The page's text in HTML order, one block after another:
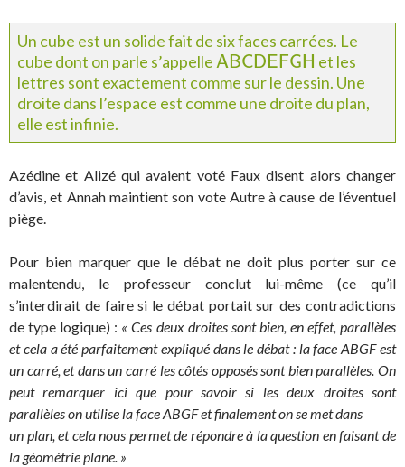
Un cube est un solide fait de six faces carrées. Le
cube dont on parle s’appelleABCDEFGH
ABCDEF GH
et les
lettres sont exactement comme sur le dessin. Une
droite dans l’espace est comme une droite du plan,
elle est infinie.
Azédine et Alizé qui avaient voté Faux disent alors changer
d’avis, et Annah maintient son vote Autre à cause de l’éventuel
piège.
Pour bien marquer que le débat ne doit plus porter sur ce
malentendu, le professeur conclut lui-même (ce qu’il
s’interdirait de faire si le débat portait sur des contradictions
de type logique) : « Ces deux droites sont bien, en effet, parallèles
et cela a été parfaitement expliqué dans le débat : la face ABGF est
un carré, et dans un carré les côtés opposés sont bien parallèles. On
peut remarquer ici que pour savoir si les deux droites sont
parallèles on utilise la face ABGF et finalement on se met dans
un plan, et cela nous permet de répondre à la question en faisant de
la géométrie plane. »